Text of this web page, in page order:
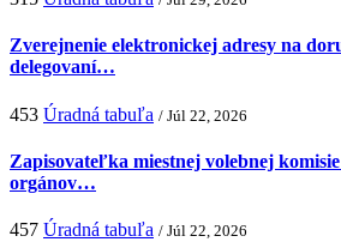
Zverejnenie elektronickej adresy na
delegovaní…
453 Úradná tabuľa / Júl 22, 2026
Zapisovateľka miestnej volebnej
orgánov…
457 Úradná tabuľa / Júl 22, 2026